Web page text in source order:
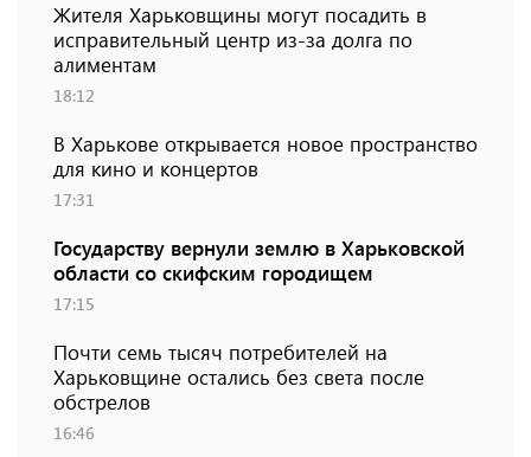
Жителя Харьковщины могут посадить в
исправительный центр из-за долга по
алиментам
18:12
В Харькове открывается новое пространство
для кино и концертов
17:31
Государству вернули землю в Харьковской
области со скифским городищем
17:15
Почти семь тысяч потребителей на
Харьковщине остались без света после
обстрелов
16:46